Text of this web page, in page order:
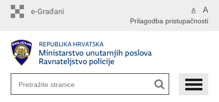
A A
Prilagodba pristupačnosti